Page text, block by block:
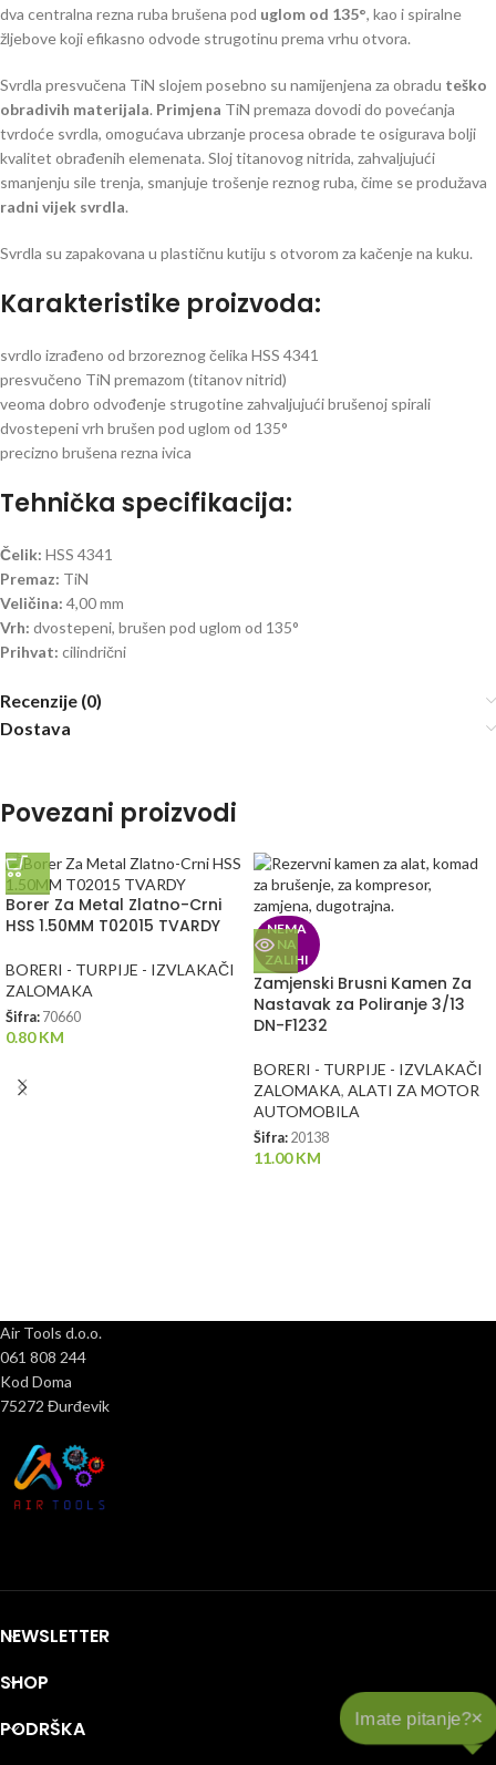
dva centralna rezna ruba brušena pod uglom od 135°, kao i spiralne
žljebove koji efikasno odvode strugotinu prema vrhu otvora.
Svrdla presvučena TiN slojem posebno su namijenjena za obradu teško
obradivih materijala. Primjena TiN premaza dovodi do povećanja
tvrdoće svrdla, omogućava ubrzanje procesa obrade te osigurava bolji
kvalitet obrađenih elemenata. Sloj titanovog nitrida, zahvaljujući
smanjenju sile trenja, smanjuje trošenje reznog ruba, čime se produžava
radni vijek svrdla.
Svrdla su zapakovana u plastičnu kutiju s otvorom za kačenje na kuku.
Karakteristike proizvoda:
svrdlo izrađeno od brzoreznog čelika HSS 4341
presvučeno TiN premazom (titanov nitrid)
veoma dobro odvođenje strugotine zahvaljujući brušenoj spirali
dvostepeni vrh brušen pod uglom od 135°
precizno brušena rezna ivica
Tehnička specifikacija:
Čelik: HSS 4341
Premaz: TiN
Veličina: 4,00 mm
Vrh: dvostepeni, brušen pod uglom od 135°
Prihvat: cilindrični
Recenzije (0)
Dostava
Povezani proizvodi
Borer Za Metal Zlatno-Crni
HSS 1.50MM T02015 TVARDY
BORERI - TURPIJE - IZVLAKAČI
ZALOMAKA
Šifra: 70660
0.80KM
NEMA
NA
ZALIHI
Zamjenski Brusni Kamen Za
Nastavak za Poliranje 3/13
DN-F1232
BORERI - TURPIJE - IZVLAKAČI
ZALOMAKA, ALATI ZA MOTOR
AUTOMOBILA
Šifra: 20138
11.00KM
Air Tools d.o.o.
061 808 244
Kod Doma
75272 Đurđevik
NEWSLETTER
SHOP
PODRŠKA
Imate pitanje? ×